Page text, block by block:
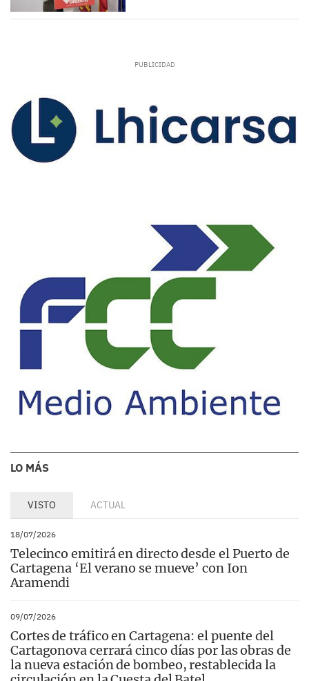
LO MÁS
VISTO ACTUAL
18/07/2026
Telecinco emitirá en directo desde el Puerto de
Cartagena ‘El verano se mueve’ con Ion
Aramendi
09/07/2026
Cortes de tráfico en Cartagena: el puente del
Cartagonova cerrará cinco días por las obras de
la nueva estación de bombeo, restablecida la